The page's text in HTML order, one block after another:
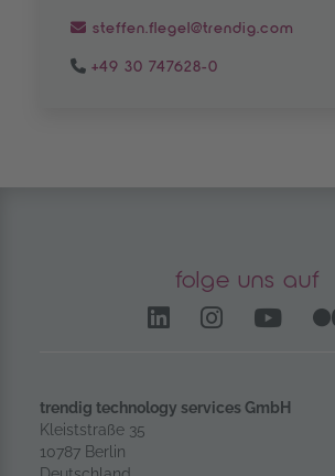
steffen.flegel@trendig.com
+49 30 747628-0
folge uns auf
LinkedIn –
trendig technology services GmbH
Kleiststraße 35
10787 Berlin